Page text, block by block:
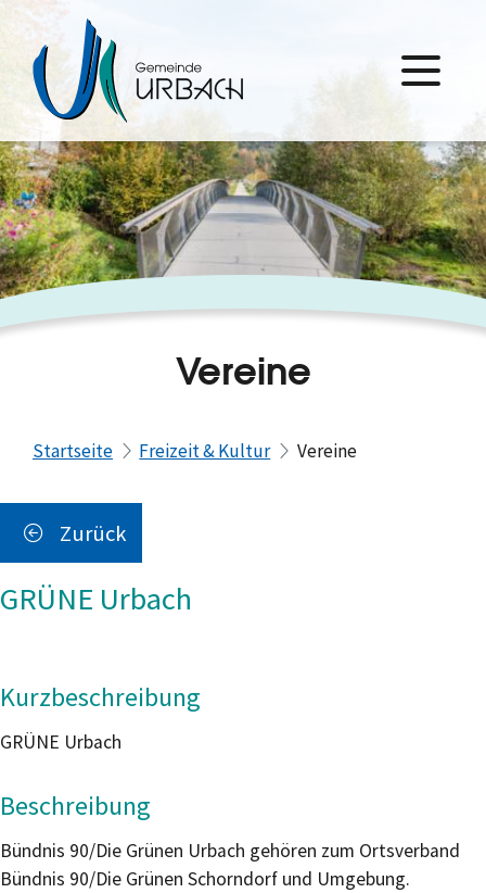
Vereine
Startseite Freizeit & Kultur Vereine
Zurück
GRÜNE Urbach
Kurzbeschreibung
GRÜNE Urbach
Beschreibung
Bündnis 90/Die Grünen Urbach gehören zum Ortsverband
Bündnis 90/Die Grünen Schorndorf und Umgebung.